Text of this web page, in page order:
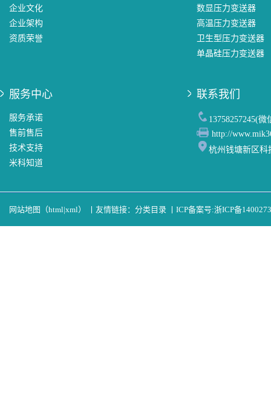
企业文化
企业架构
资质荣誉
数显压力变送器
高温压力变送器
卫生型压力变送器
单晶硅压力变送器
服务中心
服务承诺
售前售后
技术支持
米科知道
联系我们
13758257245(微
http://
杭州钱塘新区科
网站地图（html|xml） 友情链接： 分类目录 ICP备案号:浙ICP备